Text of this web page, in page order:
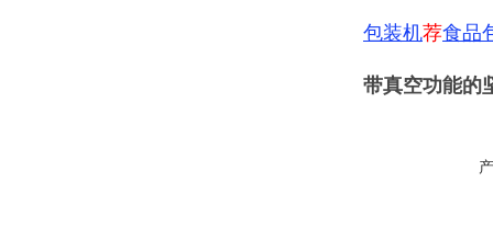
包装机荐食品
带真空功能的